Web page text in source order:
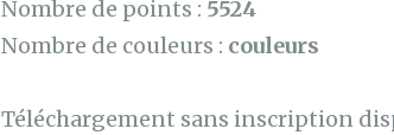
Nombre de points : 5524
Nombre de couleurs : couleurs
Téléchargement sans inscription